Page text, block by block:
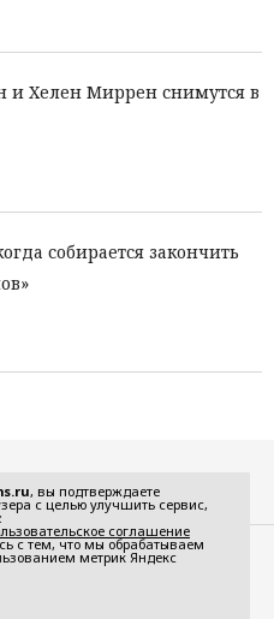
и Хелен Миррен снимутся в
собирается закончить
Реклама
, вы подтверждаете
с целью улучшить сервис,
соглашение
с тем, что мы обрабатываем
метрик Яндекс